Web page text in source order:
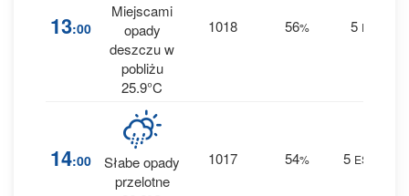
13:00
Miejscami
opady
deszczu w
pobliżu
25.9°C
1018 56% 5 E
14:00
Słabe opady
przelotne
1017 54% 5 ESE